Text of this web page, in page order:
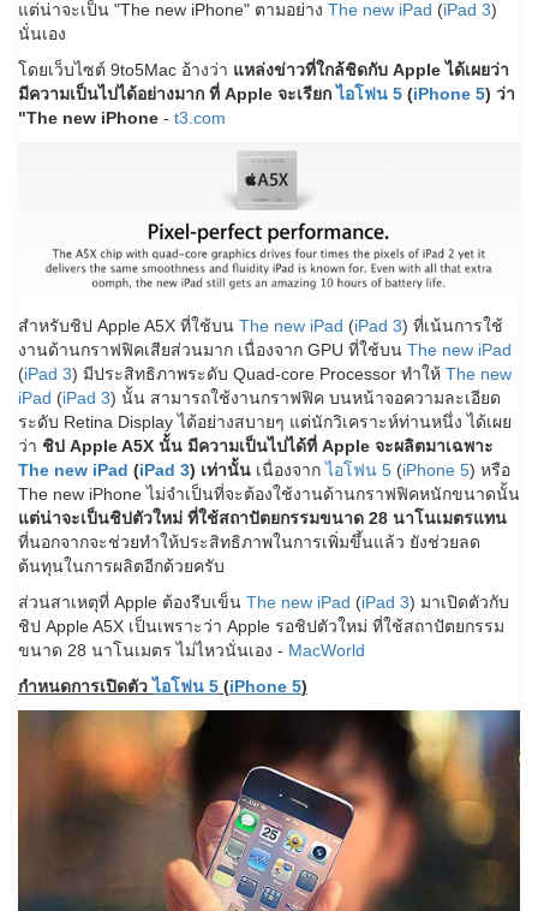
แต่น่าจะเป็น "The new iPhone" ตามอย่าง The new iPad (iPad 3)
นั่นเอง
โดยเว็บไซต์ 9to5Mac อ้างว่า แหล่งข่าวที่ใกล้ชิดกับ Apple ได้เผยว่า
มีความเป็นไปได้อย่างมาก ที่ Apple จะเรียกไอโฟน 5 (iPhone 5) ว่า
"The new iPhone - t3.com
สำหรับชิป Apple A5X ที่ใช้บน The new iPad (iPad 3) ที่เน้นการใช้
งานด้านกราฟฟิคเสียส่วนมาก เนื่องจาก GPU ที่ใช้บน The new iPad
(iPad 3) มีประสิทธิภาพระดับ Quad-core Processor ทำให้ The new
iPad (iPad 3) นั้น สามารถใช้งานกราฟฟิค บนหน้าจอความละเอียด
ระดับ Retina Display ได้อย่างสบายๆ แต่นักวิเคราะห์ท่านหนึ่ง ได้เผย
ว่า ชิป Apple A5X นั้น มีความเป็นไปได้ที่ Apple จะผลิตมาเฉพาะ
The new iPad (iPad 3) เท่านั้น เนื่องจากไอโฟน 5 (iPhone 5) หรือ
The new iPhone ไม่จำเป็นที่จะต้องใช้งานด้านกราฟฟิคหนักขนาดนั้น
แต่น่าจะเป็นชิปตัวใหม่ ที่ใช้สถาปัตยกรรมขนาด 28 นาโนเมตรแทน
ที่นอกจากจะช่วยทำให้ประสิทธิภาพในการเพิ่มขึ้นแล้ว ยังช่วยลด
ต้นทุนในการผลิตอีกด้วยครับ
ส่วนสาเหตุที่ Apple ต้องรีบเข็น The new iPad (iPad 3) มาเปิดตัวกับ
ชิป Apple A5X เป็นเพราะว่า Apple รอชิปตัวใหม่ ที่ใช้สถาปัตยกรรม
ขนาด 28 นาโนเมตร ไม่ไหวนั่นเอง - MacWorld
กำหนดการเปิดตัวไอโฟน 5 (iPhone 5)